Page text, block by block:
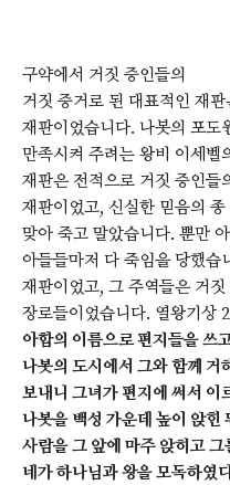
구약에서 거짓 증인들의
거짓 증거로 된 대표적인 재
재판이었습니다. 나봇의 포도
만족시켜 주려는 왕비 이세벨
재판은 전적으로 거짓 증인들
재판이었고, 신실한 믿음의
맞아 죽고 말았습니다. 뿐만
아들들마저 다 죽임을 당했습
재판이었고, 그 주역들은 거
장로들이었습니다. 열왕기상
아합의 이름으로 편지들을 쓰
나봇의 도시에서 그와 함께 거
보내니 그녀가 편지에 써서 이
나봇을 백성 가운데 높이 앉힌
사람을 그 앞에 마주 앉히고
네가 하나님과 왕을 모독하였